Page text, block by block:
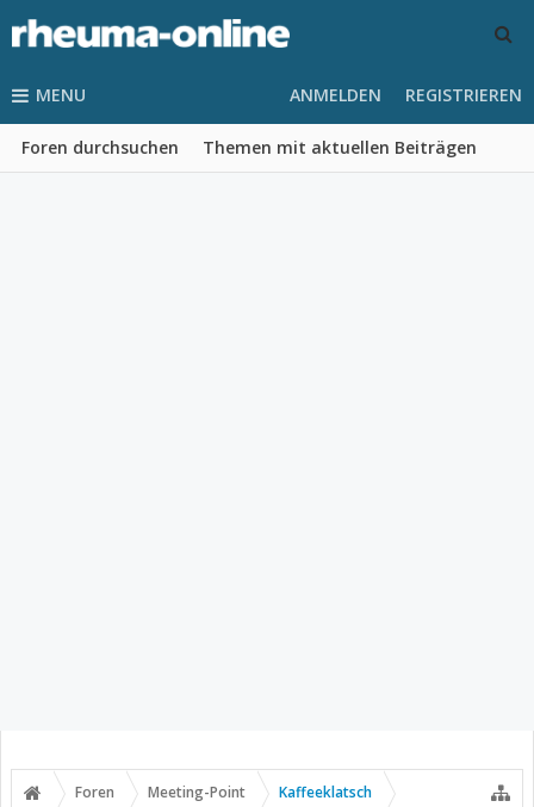
MENU
Foren durchsuchen Themen mit aktuellen Beiträgen
ANMELDEN REGISTRIEREN
Foren Meeting-Point Kaffeeklatsch